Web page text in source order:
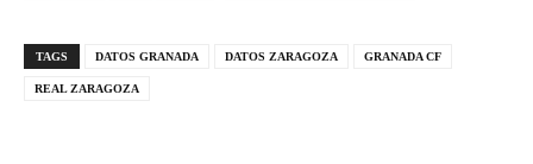
TAGS DATOS GRANADA DATOS ZARAGOZA GRANADA CF
REAL ZARAGOZA